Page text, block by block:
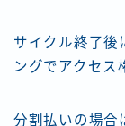
サイクル終了後
ングでアクセス
分割払いの場合